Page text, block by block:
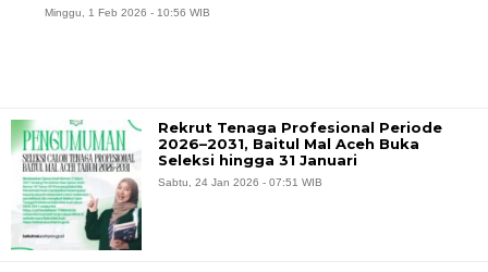
Minggu, 1 Feb 2026 - 10:56 WIB
Rekrut Tenaga Profesional Periode
2026–2031, Baitul Mal Aceh Buka
Seleksi hingga 31 Januari
Sabtu, 24 Jan 2026 - 07:51 WIB